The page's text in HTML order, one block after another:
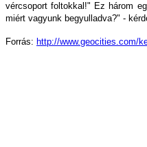
vércsoport foltokkal!" Ez három
miért vagyunk begyulladva?" -
Forrás: http://www.geocities.com/